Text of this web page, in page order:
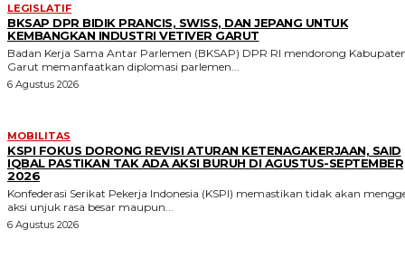
LEGISLATIF
BKSAP DPR BIDIK PRANCIS, SWISS, DAN JEPANG UNTUK
KEMBANGKAN INDUSTRI VETIVER GARUT
Badan Kerja Sama Antar Parlemen (BKSAP) DPR RI mendorong
Garut memanfaatkan diplomasi parlemen...
6 Agustus 2026
MOBILITAS
KSPI FOKUS DORONG REVISI ATURAN KETENAGAKERJAAN, SAID
IQBAL PASTIKAN TAK ADA AKSI BURUH DI AGUSTUS-SEPTEMBER
2026
Konfederasi Serikat Pekerja Indonesia (KSPI) memastikan tidak akan
aksi unjuk rasa besar maupun...
6 Agustus 2026